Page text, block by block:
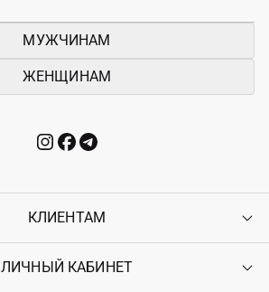
МУЖЧИНАМ
ЖЕНЩИНАМ
КЛИЕНТАМ
Контакты
ЛИЧНЫЙ КАБИНЕТ